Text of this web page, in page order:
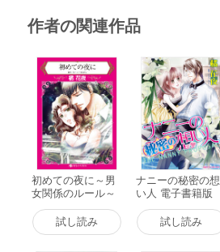
作者の関連作品
初めての夜に～男
女関係のルール～
電子書籍版
試し読み
ナニーの秘密の想
い人 電子書籍版
試し読み